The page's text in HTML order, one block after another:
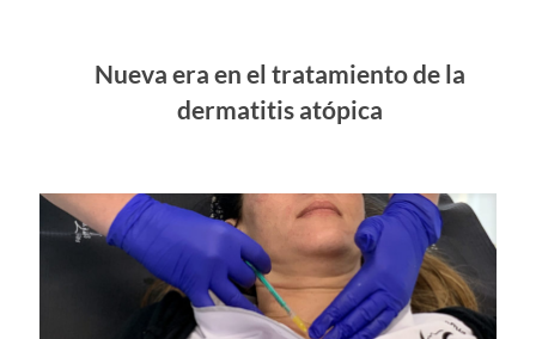
Nueva era en el tratamiento de la
dermatitis atópica